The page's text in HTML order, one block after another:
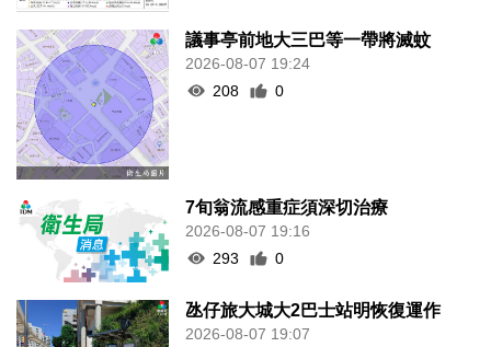
議事亭前地大三巴等一帶將滅蚊
2026-08-07 19:24
208
0
7旬翁流感重症須深切治療
2026-08-07 19:16
293
0
氹仔旅大城大2巴士站明恢復運作
2026-08-07 19:07